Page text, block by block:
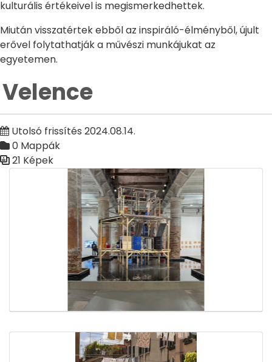
kulturális értékeivel is megismerkedhettek.
Miután visszatértek ebből az inspiráló-élményből, újult
erővel folytathatják a művészi munkájukat az
egyetemen.
Velence
Utolsó frissítés 2024.08.14.
0 Mappák
21 Képek